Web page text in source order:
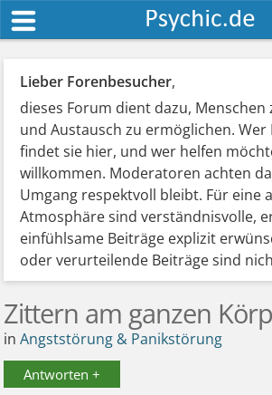
Lieber Forenbesucher,
dieses Forum dient dazu,
und Austausch zu ermöglichen.
findet sie hier, und wer helfen
willkommen. Moderatoren achten
Umgang respektvoll bleibt. Für eine
Atmosphäre sind verständnisvolle,
einfühlsame Beiträge explizit
oder verurteilende Beiträge sind
Zittern am ganzen
inAngststörung & Panikstörung
Antworten +